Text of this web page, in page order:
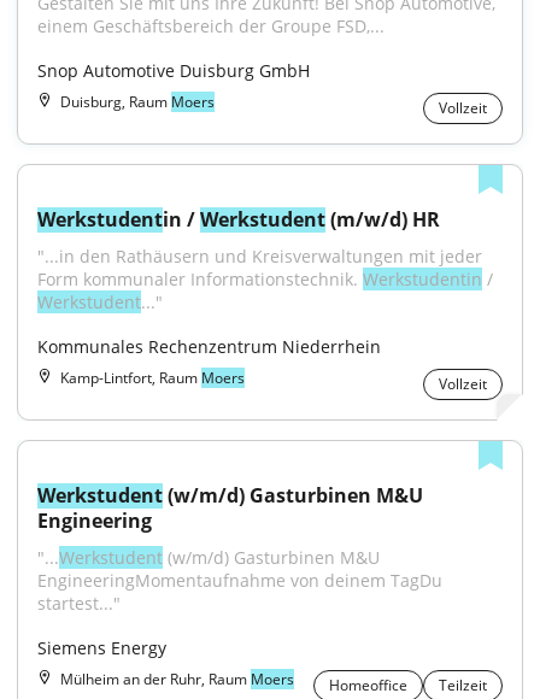
einem Geschäftsbereich der Groupe FSD,...
Snop Automotive Duisburg GmbH
Duisburg, Raum Moers Vollzeit
Werkstudentin / Werkstudent (m/w/d) HR
"...in den Rathäusern und Kreisverwaltungen mit jeder
Form kommunaler Informationstechnik. Werkstudentin
Werkstudent..."
Kommunales Rechenzentrum Niederrhein
Kamp-Lintfort, Raum Moers Vollzeit
Werkstudent (w/m/d) Gasturbinen M&U
Engineering
"...Werkstudent (w/m/d) Gasturbinen M&U
EngineeringMomentaufnahme von deinem TagDu
startest..."
Siemens Energy
Mülheim an der Ruhr, Raum Moers Homeoffice
Teilzeit